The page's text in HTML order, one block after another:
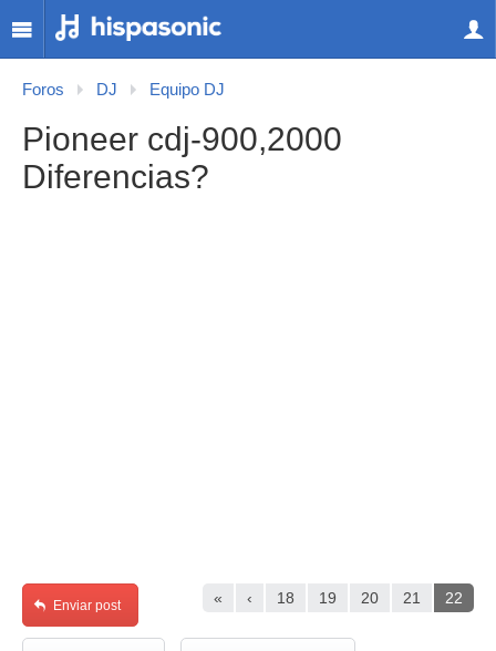
Foros DJ Equipo DJ
Pioneer cdj-900,2000
Diferencias?
« ‹ 18 19 20 21 22
Enviar post